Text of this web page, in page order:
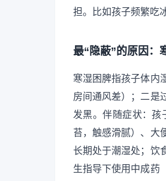
担。比如孩子频繁吃
最“隐蔽”的原因：
寒湿困脾指孩子体内
房间通风差）；二是
发黑。伴随症状：孩
苔，触感滑腻）、大
长期处于潮湿处；饮
生指导下使用中成药